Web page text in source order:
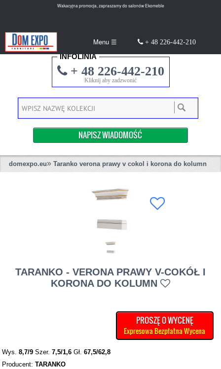
Wakacyjna promocja, zapraszamy do salonów Ekomeble
Menu ☰ + 48 226-442-210
INFOLINIA
+ 48 226-442-210
Kliknij aby zadzwonić
NAPISZ WIADOMOŚĆ
domexpo.eu» Taranko verona prawy v cokol i korona do kolumn
TARANKO - VERONA PRAWY V-COKÓŁ I
KORONA DO KOLUMN
PROSZĘ O WYCENĘ
Expresowa Bezpłatna Wycena
Wys.8,7/9 Szer.7,5/1,6 Gł.67,5/62,8
Producent:TARANKO